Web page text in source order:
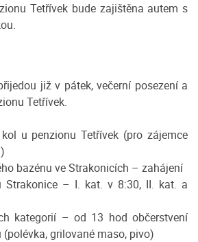
Tetřívek bude zajištěna autem s
již v pátek, večerní posezení a
Tetřívek.
u penzionu Tetřívek (pro zájemce
bazénu ve Strakonicích – zahájení
Strakonice – I. kat. v 8:30, II. kat. a
kategorií – od 13 hod občerstvení
grilované maso, pivo)